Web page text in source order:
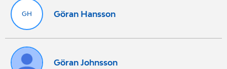
GH Göran Hansson
Göran Johnsson